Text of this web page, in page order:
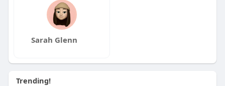
Sarah Glenn
Trending!